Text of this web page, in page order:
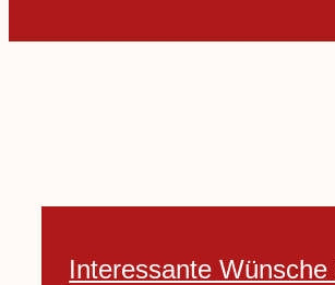
Interessante Wünsche